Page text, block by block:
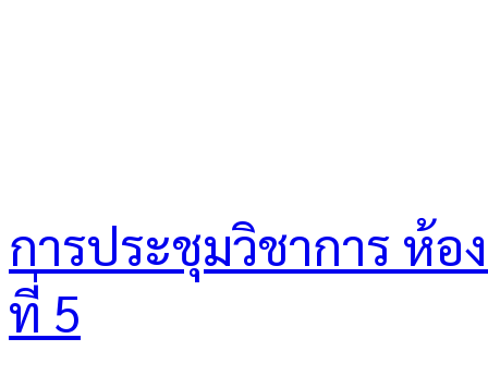
การประชุมวิชาการ ห้อ
ที่ 5